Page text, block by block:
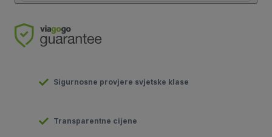
Sigurnosne provjere svjetske klase
Transparentne cijene